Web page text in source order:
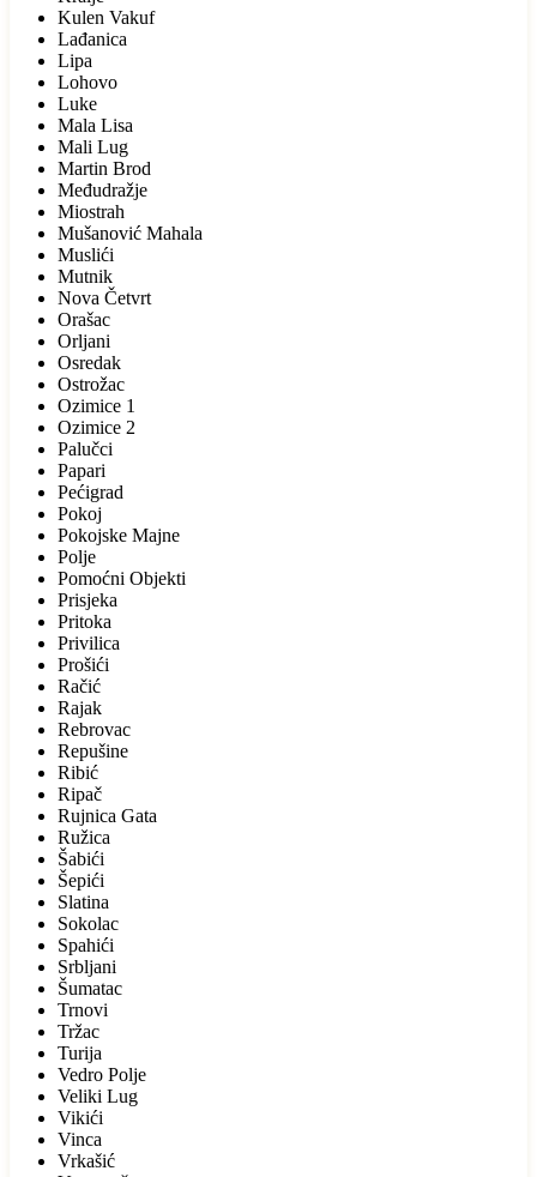
Kulen Vakuf
Lađanica
Lipa
Lohovo
Luke
Mala Lisa
Mali Lug
Martin Brod
Međudražje
Miostrah
Mušanović Mahala
Muslići
Mutnik
Nova Četvrt
Orašac
Orljani
Osredak
Ostrožac
Ozimice 1
Ozimice 2
Palučci
Papari
Pećigrad
Pokoj
Pokojske Majne
Polje
Pomoćni Objekti
Prisjeka
Pritoka
Privilica
Prošići
Račić
Rajak
Rebrovac
Repušine
Ribić
Ripač
Rujnica Gata
Ružica
Šabići
Šepići
Slatina
Sokolac
Spahići
Srbljani
Šumatac
Trnovi
Tržac
Turija
Vedro Polje
Veliki Lug
Vikići
Vinca
Vrkašić